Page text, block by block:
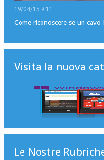
19/04/15 9:11
Come riconoscere se un
Visita la nuova
Le Nostre